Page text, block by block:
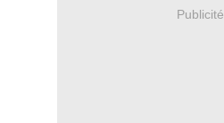
Publicité